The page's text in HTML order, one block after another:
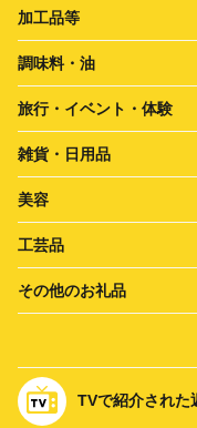
加工品等
調味料・油
旅行・イベント・体験
雑貨・日用品
美容
工芸品
その他のお礼品
TVで紹介された